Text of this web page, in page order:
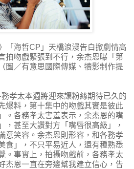
「海哲CP」天橋浪漫告白掀劇情高
拍吻戲緊張到不行，余杰恩曝「第
圖／有意思國際傳媒、犢影制作提
務孝太本週將迎來讓粉絲期待已久的
爆料，第十集中的吻戲其實是彼此
。各務孝太害羞表示，余杰恩的嘴
，甚至大讚對方「嘴唇很高級」，
意笑容。余杰恩則形容，和各務孝
食」，不只平易近人，還有種熟悉
。事實上，拍攝吻戲前，各務孝太
杰恩一直在旁邊幫我建立信心，告